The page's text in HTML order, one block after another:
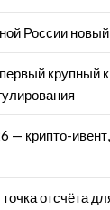
России
крупный
— крипто-
отсчёта